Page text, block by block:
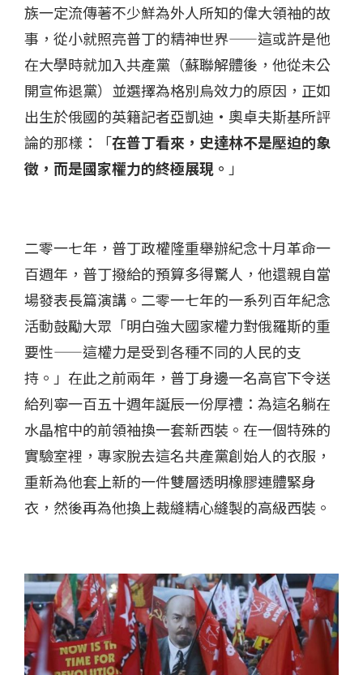
族一定流傳著不少鮮為外人所知的偉大領袖的故
事，從小就照亮普丁的精神世界——這或許是他
在大學時就加入共產黨（蘇聯解體後，他從未公
開宣佈退黨）並選擇為格別烏效力的原因，正如
出生於俄國的英籍記者亞凱迪·奧卓夫斯基所評
論的那樣：「在普丁看來，史達林不是壓迫的象
徵，而是國家權力的終極展現。 」
二零一七年，普丁政權隆重舉辦紀念十月革命一
百週年，普丁撥給的預算多得驚人，他還親自當
場發表長篇演講。二零一七年的一系列百年紀念
活動鼓勵大眾「明白強大國家權力對俄羅斯的重
要性——這權力是受到各種不同的人民的支
持。」在此之前兩年，普丁身邊一名高官下令送
給列寧一百五十週年誕辰一份厚禮：為這名躺在
水晶棺中的前領袖換一套新西裝。在一個特殊的
實驗室裡，專家脫去這名共產黨創始人的衣服，
重新為他套上新的一件雙層透明橡膠連體緊身
衣，然後再為他換上裁縫精心縫製的高級西裝。